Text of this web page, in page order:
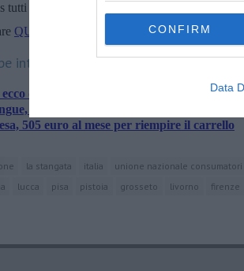
CONFIRM
Data
tutti i giorni alle 20:00 direttamente nella tua
QUI
interessare anche:
dove si guadagna di più
il virus preoccupa gli allevatori
505 euro al mese per riempire il carrello
la stangata italia unione nazionale consumatori
lucca pisa pistoia grosseto livorno firenze